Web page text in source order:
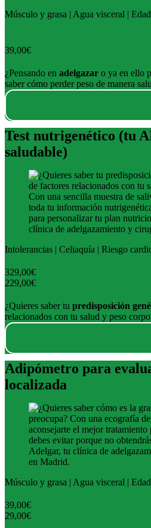
Músculo y grasa | Agua visceral |
39,00€
¿Pensando en adelgazar o ya en ello
saber cómo perder peso de manera
Test nutrigenético (tu
saludable)
Intolerancias | Celiaquía | Riesgo
329,00€
229,00€
¿Quieres saber tu predisposición
relacionados con tu salud y peso
Adipómetro para
localizada
Músculo y grasa | Agua visceral |
39,00€
29,00€